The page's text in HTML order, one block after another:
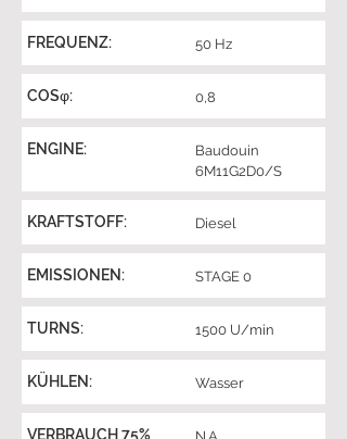
FREQUENZ: 50 Hz
COSφ: 0,8
ENGINE:
Baudouin
6M11G2D0/S
KRAFTSTOFF: Diesel
EMISSIONEN: STAGE 0
TURNS: 1500 U/min
KÜHLEN: Wasser
VERBRAUCH 75%